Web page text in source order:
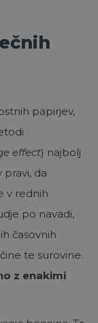
papirjev,
effect) najbolj
da
v rednih
po navadi,
časovnih
te surovine.
z enakimi